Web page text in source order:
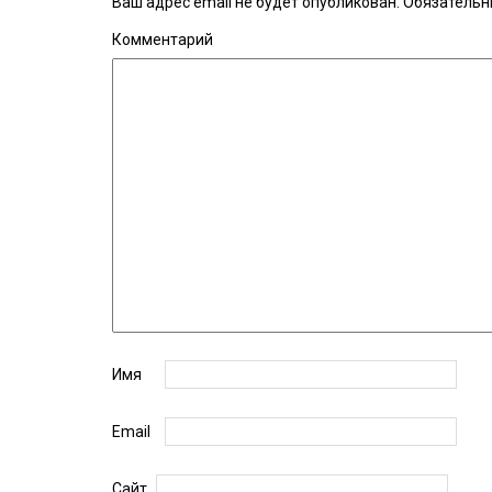
Комментарий
Имя
Email